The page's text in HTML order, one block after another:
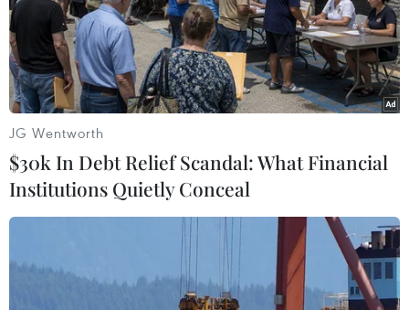
#Bệnh viêm da nổi cục
#Nở mồng long móng
#Tiêm vaccine
Theo dõi VietnamPlus
JG Wentworth
$30k In Debt Relief Scandal: What Financial
Institutions Quietly Conceal